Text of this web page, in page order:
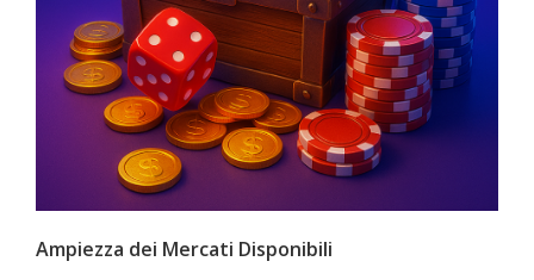
Ampiezza dei Mercati Disponibili